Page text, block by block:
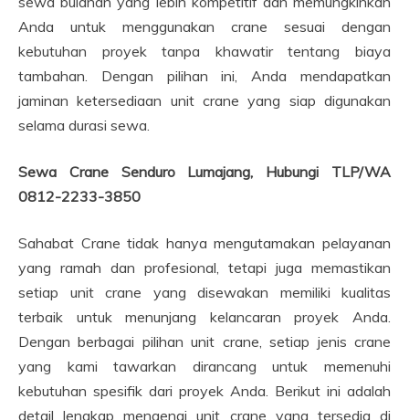
Anda untuk menggunakan crane sesuai dengan
kebutuhan proyek tanpa khawatir tentang biaya
tambahan. Dengan pilihan ini, Anda mendapatkan
jaminan ketersediaan unit crane yang siap digunakan
selama durasi sewa.
Sewa Crane Senduro Lumajang, Hubungi TLP/WA
0812-2233-3850
Sahabat Crane tidak hanya mengutamakan pelayanan
yang ramah dan profesional, tetapi juga memastikan
setiap unit crane yang disewakan memiliki kualitas
terbaik untuk menunjang kelancaran proyek Anda.
Dengan berbagai pilihan unit crane, setiap jenis crane
yang kami tawarkan dirancang untuk memenuhi
kebutuhan spesifik dari proyek Anda. Berikut ini adalah
detail lengkap mengenai unit crane yang tersedia di